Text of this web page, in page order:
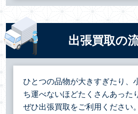
出張買取の
ひとつの品物が大きすぎたり、
ち運べないほどたくさんあった
ぜひ出張買取をご利用ください。